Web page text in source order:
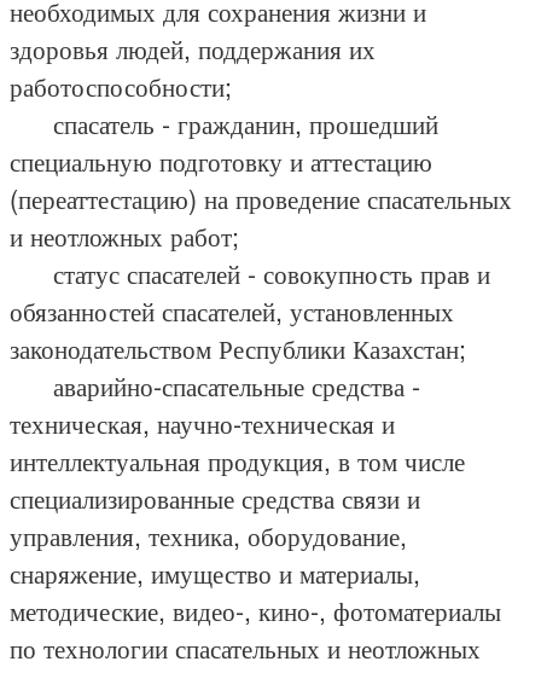
необходимых для сохранения жизни и
здоровья людей, поддержания их
работоспособности;
спасатель - гражданин, прошедший
специальную подготовку и аттестацию
(переаттестацию) на проведение спасательных
и неотложных работ;
статус спасателей - совокупность прав и
обязанностей спасателей, установленных
законодательством Республики Казахстан;
аварийно-спасательные средства -
техническая, научно-техническая и
интеллектуальная продукция, в том числе
специализированные средства связи и
управления, техника, оборудование,
снаряжение, имущество и материалы,
методические, видео-, кино-, фотоматериалы
по технологии спасательных и неотложных